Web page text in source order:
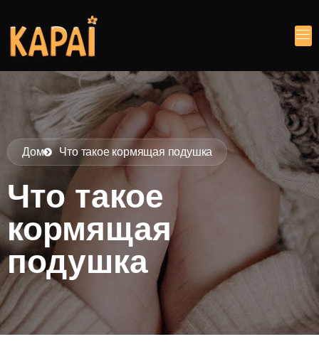
Дом Что такое кормящая подушка
Что такое
кормящая
подушка